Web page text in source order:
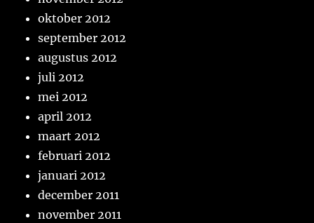
oktober 2012
september 2012
augustus 2012
juli 2012
mei 2012
april 2012
maart 2012
februari 2012
januari 2012
december 2011
november 2011